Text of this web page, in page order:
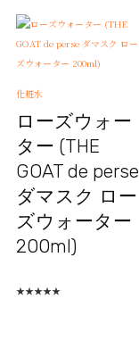
化粧水
ローズウォー
ター (THE
GOAT de perse
ダマスク ロー
ズウォーター
200ml)
★★★★★